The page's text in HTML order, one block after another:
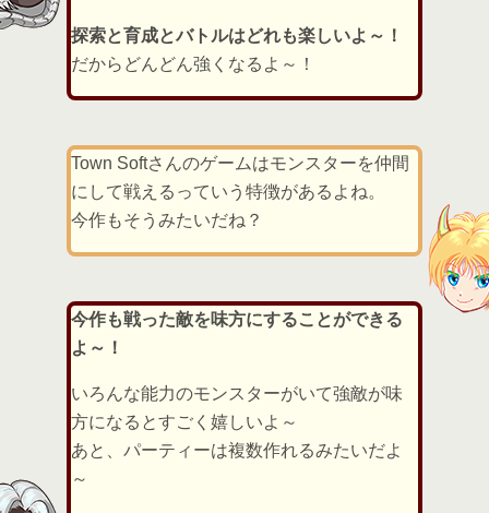
探索と育成とバトルはどれも楽しいよ～！
だからどんどん強くなるよ～！
Town Softさんのゲームはモンスターを仲間
にして戦えるっていう特徴があるよね。
今作もそうみたいだね？
今作も戦った敵を味方にすることができる
よ～！
いろんな能力のモンスターがいて強敵が味
方になるとすごく嬉しいよ～
あと、パーティーは複数作れるみたいだよ
～